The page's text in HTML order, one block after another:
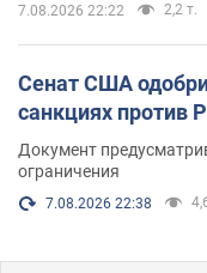
7.08.2026 22:22 2,2 т.
Сенат США
санкциях против
Документ
ограничения
7.08.2026 22:38